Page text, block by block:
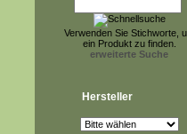
Verwenden Sie Stichworte,
ein Produkt zu finden.
erweiterte Suche
Hersteller